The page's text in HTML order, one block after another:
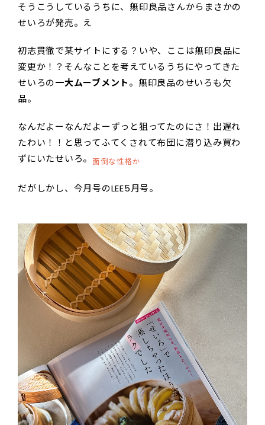
そうこうしているうちに、無印良品さんからまさかの
せいろが発売。え
初志貫徹で某サイトにする？いや、ここは無印良品に
変更か！？そんなことを考えているうちにやってきた
せいろの一大ムーブメント。無印良品のせいろも欠
品。
なんだよーなんだよーずっと狙ってたのにさ！出遅れ
たわい！！と思ってふてくされて布団に潜り込み買わ
ずにいたせいろ。
面倒な性格か
だがしかし、今月号のLEE5月号。